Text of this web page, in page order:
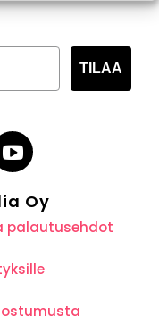
TILAA
Oy
palautusehdot